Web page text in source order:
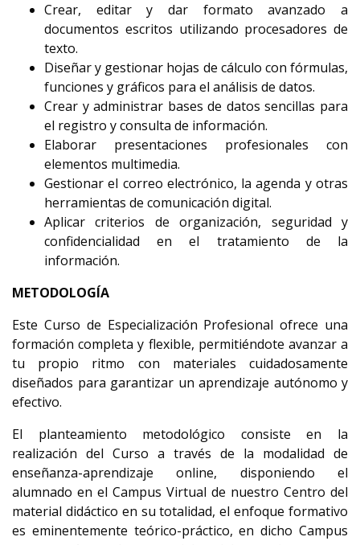
Crear, editar y dar formato avanzado a
documentos escritos utilizando procesadores de
texto.
Diseñar y gestionar hojas de cálculo con fórmulas,
funciones y gráficos para el análisis de datos.
Crear y administrar bases de datos sencillas para
el registro y consulta de información.
Elaborar presentaciones profesionales con
elementos multimedia.
Gestionar el correo electrónico, la agenda y otras
herramientas de comunicación digital.
Aplicar criterios de organización, seguridad y
confidencialidad en el tratamiento de la
información.
METODOLOGÍA
Este Curso de Especialización Profesional ofrece una
formación completa y flexible, permitiéndote avanzar a
tu propio ritmo con materiales cuidadosamente
diseñados para garantizar un aprendizaje autónomo y
efectivo.
El planteamiento metodológico consiste en la
realización del Curso a través de la modalidad de
enseñanza-aprendizaje online, disponiendo el
alumnado en el Campus Virtual de nuestro Centro del
material didáctico en su totalidad, el enfoque formativo
es eminentemente teórico-práctico, en dicho Campus